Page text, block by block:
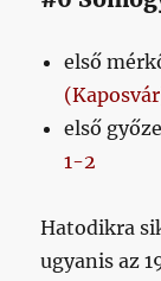
első
első
1-2
Hatodikra
ugyanis az